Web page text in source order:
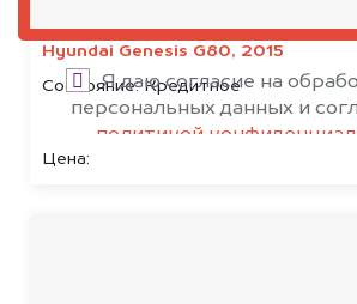
Hyundai Genesis G80, 2015
Состояние:Кредитное
Цена:
Я даю согласие на
персональных данных и
политикой